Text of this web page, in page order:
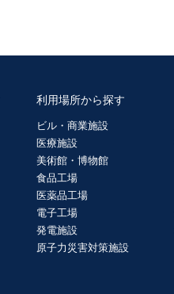
利用場所から探す
ビル・商業施設
医療施設
美術館・博物館
食品工場
医薬品工場
電子工場
発電施設
原子力災害対策施設